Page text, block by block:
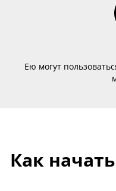
Ею могут
Как